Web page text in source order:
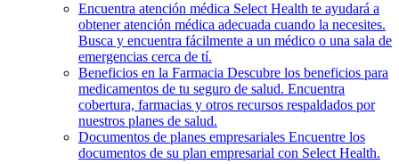
Encuentra atención médica Select Health te ayudará a
obtener atención médica adecuada cuando la necesites.
Busca y encuentra fácilmente a un médico o una sala de
emergencias cerca de tí.
Beneficios en la Farmacia Descubre los beneficios para
medicamentos de tu seguro de salud. Encuentra
cobertura, farmacias y otros recursos respaldados por
nuestros planes de salud.
Documentos de planes empresariales Encuentre los
documentos de su plan empresarial con Select Health.